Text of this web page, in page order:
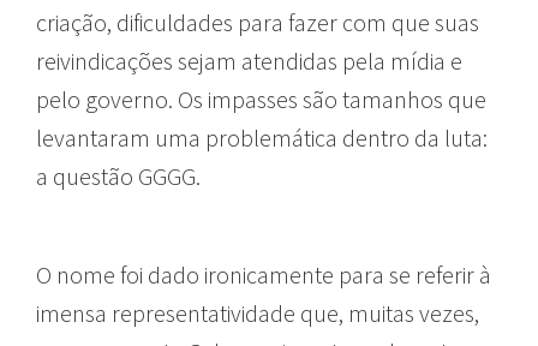
criação, dificuldades para fazer com que suas
reivindicações sejam atendidas pela mídia e
pelo governo. Os impasses são tamanhos que
levantaram uma problemática dentro da luta:
a questão GGGG.
O nome foi dado ironicamente para se referir à
imensa representatividade que, muitas vezes,